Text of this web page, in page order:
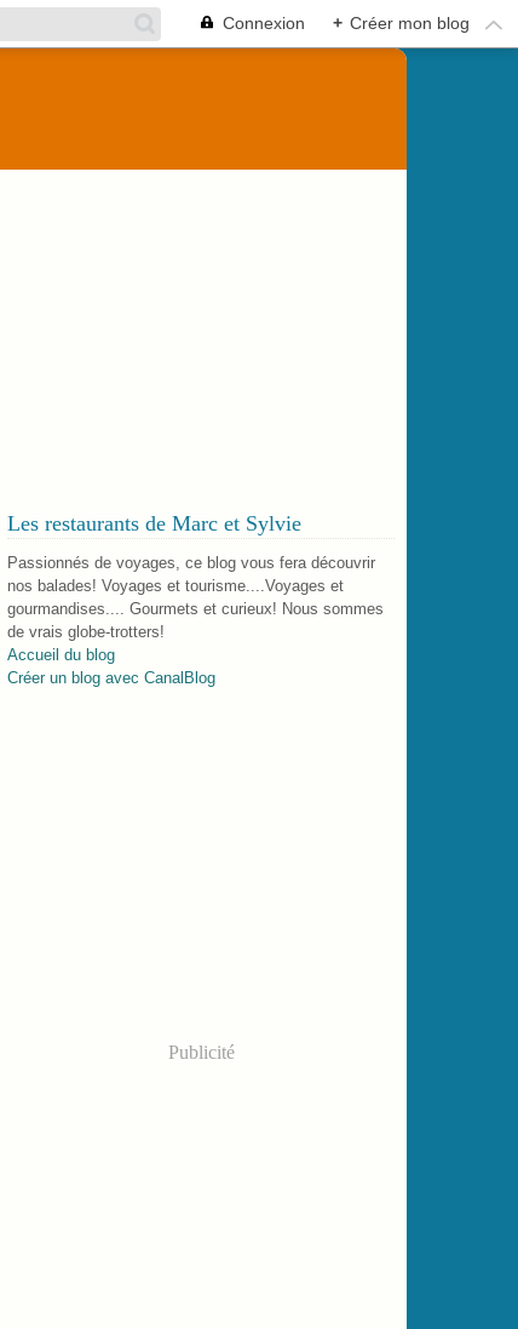
Connexion + Créer mon blog
Les restaurants de Marc et Sylvie
Passionnés de voyages, ce blog vous fera découvrir
nos balades! Voyages et tourisme....Voyages et
gourmandises.... Gourmets et curieux! Nous sommes
de vrais globe-trotters!
Accueil du blog
Créer un blog avec CanalBlog
Publicité